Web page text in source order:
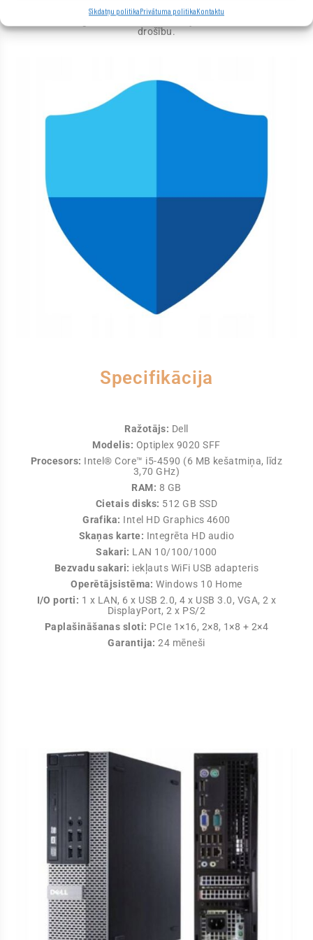
Sīkdatņu politikaPrivātuma politikaKontaktu
kaitīgu programmatūru. Aizsardzība pret draudiem ir
drošību.
Specifikācija
Ražotājs: Dell
Modelis: Optiplex 9020 SFF
Procesors: Intel® Core™ i5-4590 (6 MB kešatmiņa, līdz
3,70 GHz)
RAM: 8 GB
Cietais disks: 512 GB SSD
Grafika: Intel HD Graphics 4600
Skaņas karte: Integrēta HD audio
Sakari: LAN 10/100/1000
Bezvadu sakari: iekļauts WiFi USB adapteris
Operētājsistēma: Windows 10 Home
I/O porti: 1 x LAN, 6 x USB 2.0, 4 x USB 3.0, VGA, 2 x
DisplayPort, 2 x PS/2
Paplašināšanas sloti: PCIe 1×16, 2×8, 1×8 + 2×4
Garantija: 24 mēneši